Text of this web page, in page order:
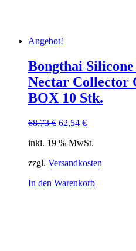
Angebot!
Bongthai Silicone
Nectar Collector
BOX 10 Stk.
68,73€ Ursprünglicher
war:
62,54 €Aktueller
ist:
inkl. 19 % MwSt.
zzgl. Versandkosten
In den Warenkorb